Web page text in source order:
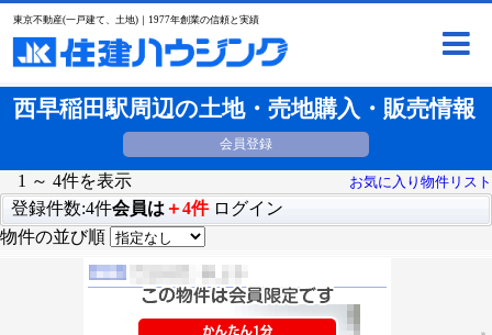
東京不動産(一戸建て、土地)｜1977年創業の信頼と実績
西早稲田駅周辺の土地・売地購入・販売情報
会員登録
1 ～ 4件を表示 お気に入り物件リスト
登録件数:4件会員は ＋4件 ログイン
物件の並び順